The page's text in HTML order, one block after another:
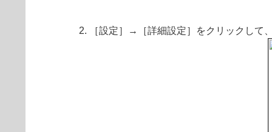
［設定］→［詳細設定］をクリックして